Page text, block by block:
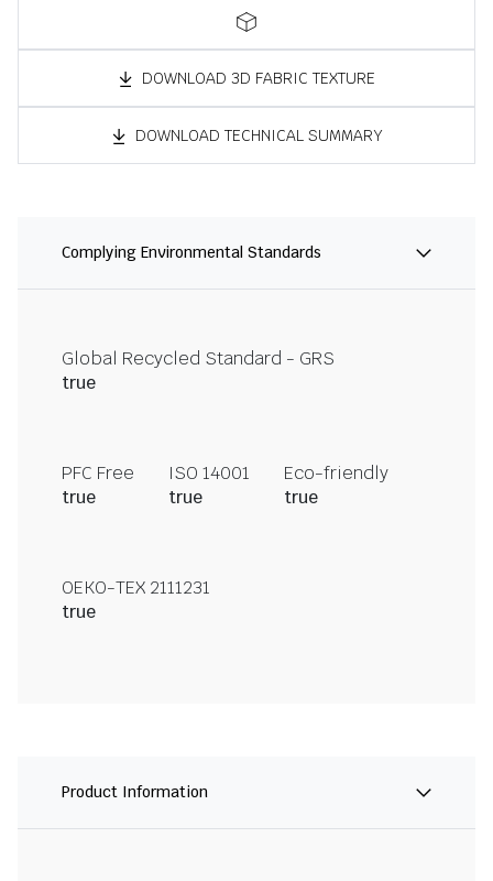
DOWNLOAD 3D FABRIC TEXTURE
DOWNLOAD TECHNICAL SUMMARY
Complying Environmental Standards
Global Recycled Standard - GRS
true
PFC Free
true
ISO 14001
true
Eco-friendly
true
OEKO-TEX 2111231
true
Product Information